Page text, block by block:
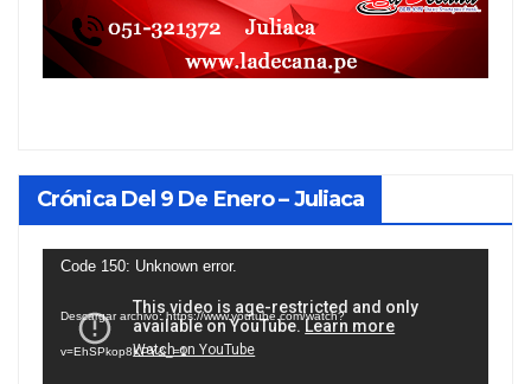
Crónica Del 9 De Enero – Juliaca
Reproductor
vídeo
Code 150: Unknown error.
Descargar archivo: https://www.youtube.com/watch?
v=EhSPkop8KPY&_=1